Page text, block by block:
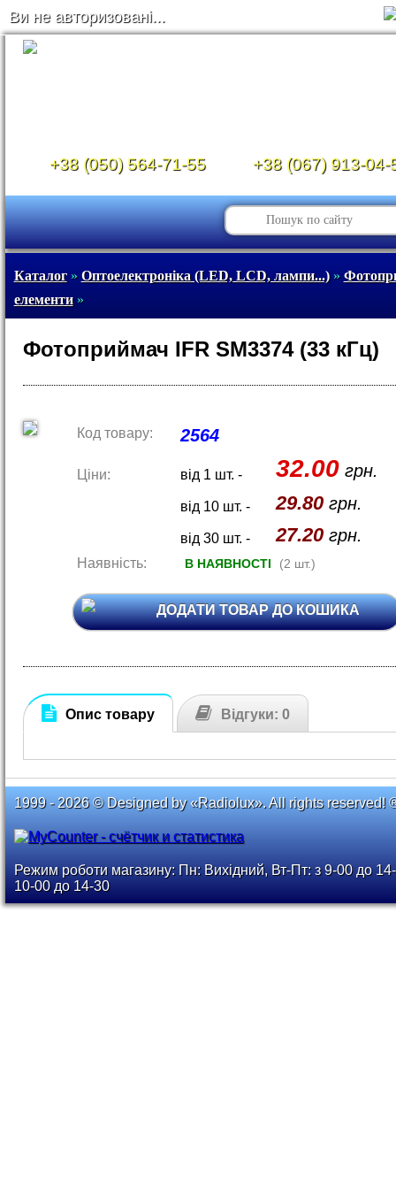
Ви не авторизовані...
+38 (050) 564-71-55 +38 (067) 913-04-
Каталог» Оптоелектроніка (LED, LCD, лампи...)»
елементи»
Фотоприймач IFR SM3374 (33 кГц)
Код товару: 2564
Ціни: від 1 шт. - 32.00грн.
від 10 шт. - 29.80грн.
від 30 шт. - 27.20грн.
Наявність: В НАЯВНОСТІ (2 шт.)
ДОДАТИ ТОВАР ДО КОШИКА
Опис товару Відгуки: 0
1999 - 2026 © Designed by «Radiolux». All rights reserved!
Режим роботи магазину: Пн: Вихідний, Вт-Пт: з 9-00 до
10-00 до 14-30